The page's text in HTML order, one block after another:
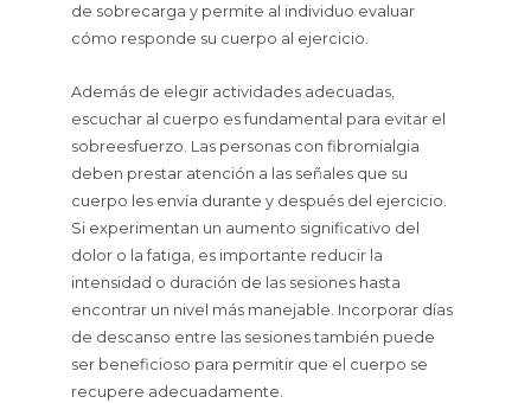
de sobrecarga y permite al individuo evaluar
cómo responde su cuerpo al ejercicio.
Además de elegir actividades adecuadas,
escuchar al cuerpo es fundamental para evitar el
sobreesfuerzo. Las personas con fibromialgia
deben prestar atención a las señales que su
cuerpo les envía durante y después del ejercicio.
Si experimentan un aumento significativo del
dolor o la fatiga, es importante reducir la
intensidad o duración de las sesiones hasta
encontrar un nivel más manejable. Incorporar días
de descanso entre las sesiones también puede
ser beneficioso para permitir que el cuerpo se
recupere adecuadamente.